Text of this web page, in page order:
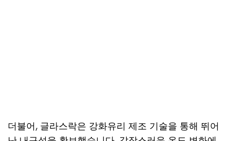
더불어, 글라스락은 강화유리 제조 기술을 통해 뛰어